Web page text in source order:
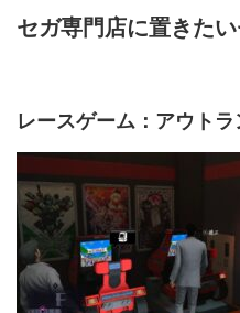
セガ専門店に置きた
レースゲーム：アウトラ